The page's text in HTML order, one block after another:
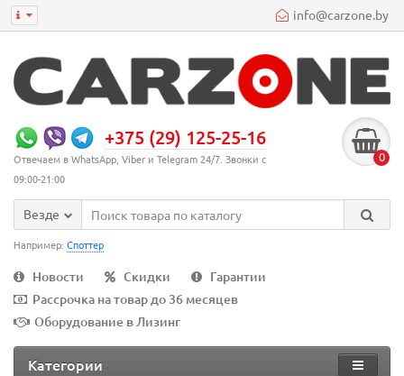
info@carzone.by
+375 (29) 125-25-16
Отвечаем в WhatsApp, Viber и Telegram 24/7. Звонки с
09:00-21:00
0
Везде
Например: Споттер
Новости Скидки
Гарантии
Рассрочка на товар до 36 месяцев
Оборудование в Лизинг
Категории